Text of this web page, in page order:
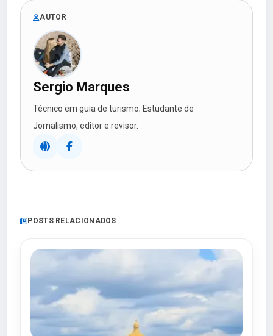
AUTOR
Sergio Marques
Técnico em guia de turismo; Estudante de
Jornalismo, editor e revisor.
POSTS RELACIONADOS